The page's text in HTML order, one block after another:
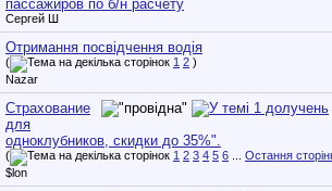
пассажиров по б/н расчету
Сергей Ш
Отримання посвідчення водія
( 1 2 )
Nazar
Страхование
для
одноклубников, скидки до 35%".
( 1 2 3 4 5 6
Остання
$lon